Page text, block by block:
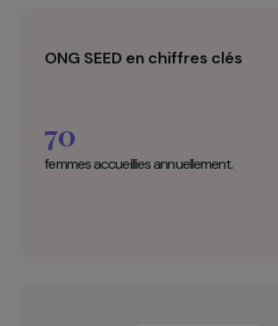
de ces quartiers. La culture
communauté tout en se